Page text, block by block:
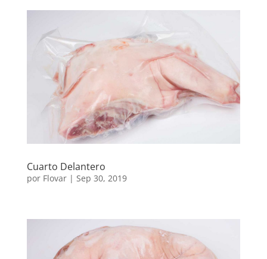
Cuarto Delantero
por Flovar| Sep 30, 2019